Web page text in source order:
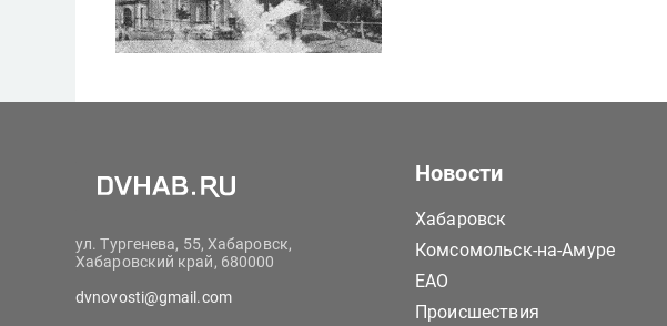
ул. Тургенева, 55, Хабаровск,
Хабаровский край, 680000
dvnovosti@gmail.com
Новости
Хабаровск
Комсомольск-на-Амуре
ЕАО
Происшествия